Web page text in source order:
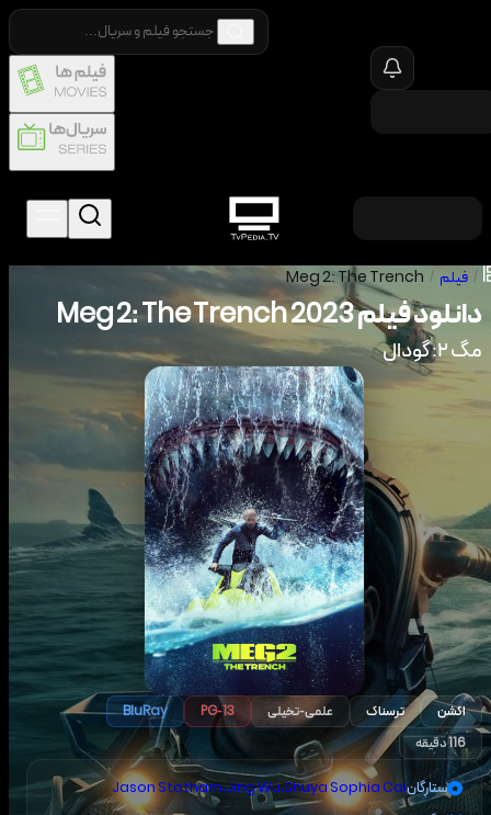
/ فیلم /
Meg 2: The Trench
دانلود فیلم2023
Meg 2: The Trench
مگ ۲: گودال
اکشن ترسناک علمی-تخیلی PG-13
BluRay
116 دقیقه
ستارگان Jason Statham،Jing Wu،Shuya Sophia Cai